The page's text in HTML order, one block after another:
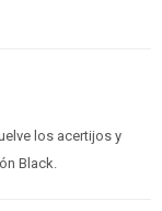
los acertijos y
Black.